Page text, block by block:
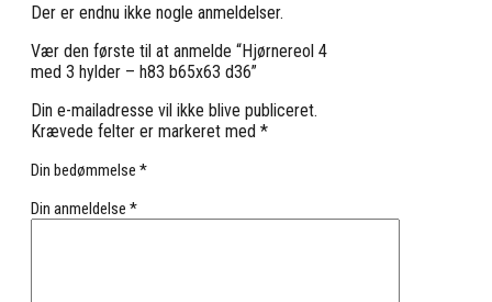
Der er endnu ikke nogle anmeldelser.
Vær den første til at anmelde “Hjørnereol 4
med 3 hylder – h83 b65x63 d36”
Din e-mailadresse vil ikke blive publiceret.
Krævede felter er markeret med *
Din bedømmelse *
Din anmeldelse *